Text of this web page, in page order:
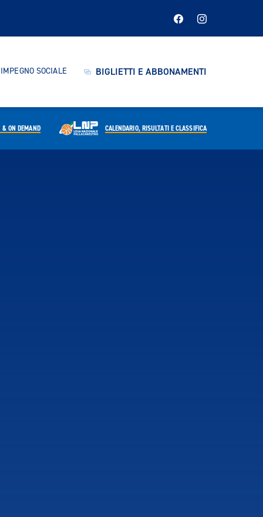
BIGLIETTI E ABBONAMENTI
IMPEGNO SOCIALE
& ON DEMAND CALENDARIO,RISULTATI E CLASSIFICA